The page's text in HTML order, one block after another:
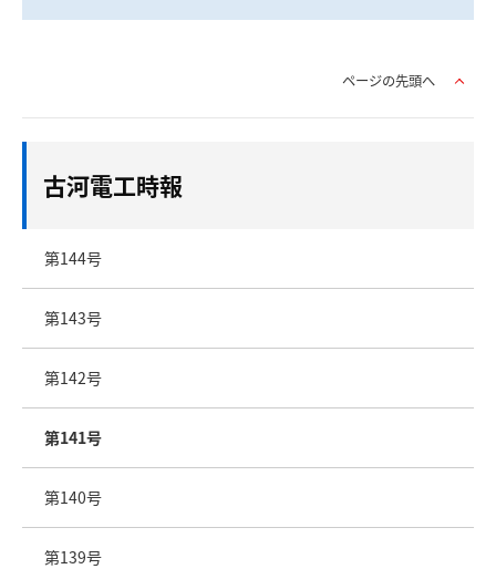
ページの先頭へ
古河電工時報
第144号
第143号
第142号
第141号
第140号
第139号